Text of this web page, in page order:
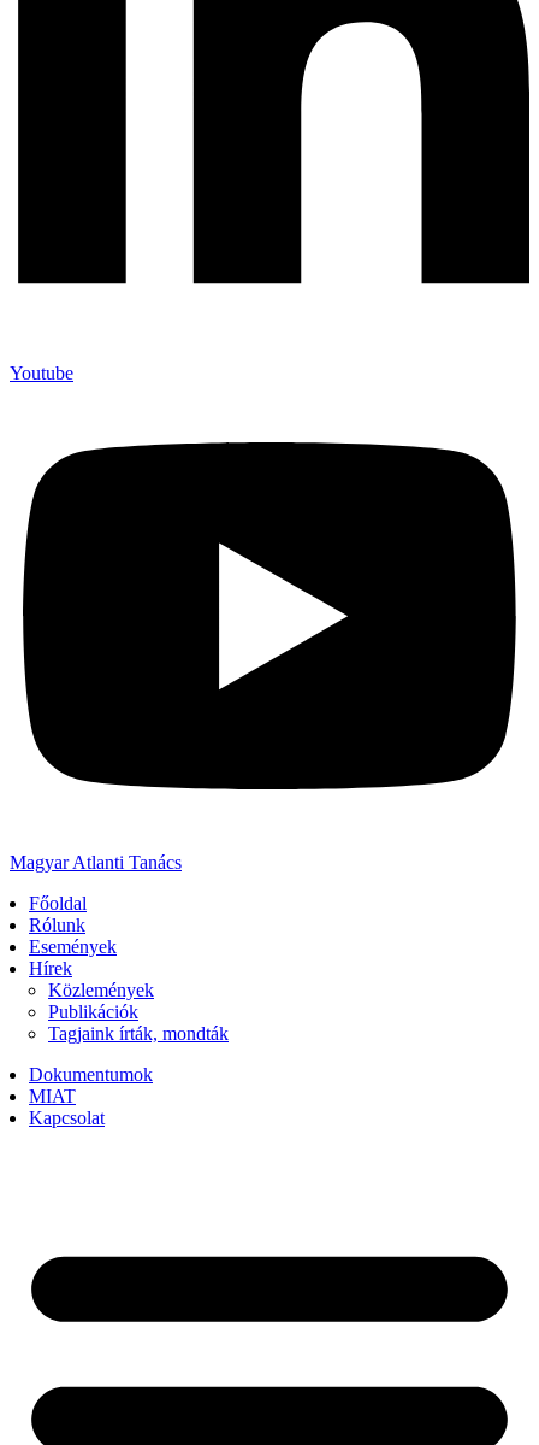
Youtube
Magyar Atlanti Tanács
Főoldal
Rólunk
Események
Hírek
Közlemények
Publikációk
Tagjaink írták, mondták
Dokumentumok
MIAT
Kapcsolat